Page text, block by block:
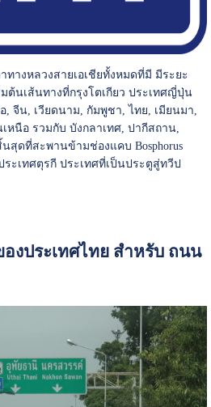
ทางหลวงสายเอเชียทั้งหมดที่มี มีระยะ
มต้นเส้นทางที่กรุงโตเกียว ประเทศญี่ปุ่น
, จีน, เวียดนาม, กัมพูชา, ไทย, เมียนมา,
หนือ รวมกับ บังกลาเทศ, ปากีสถาน,
สุดที่สะพานข้ามช่องแคบ Bosphorus
ะเทศตุรกี ประเทศที่เป็นประตูสู่ทวีป
งประเทศไทย สำหรับ ถนน